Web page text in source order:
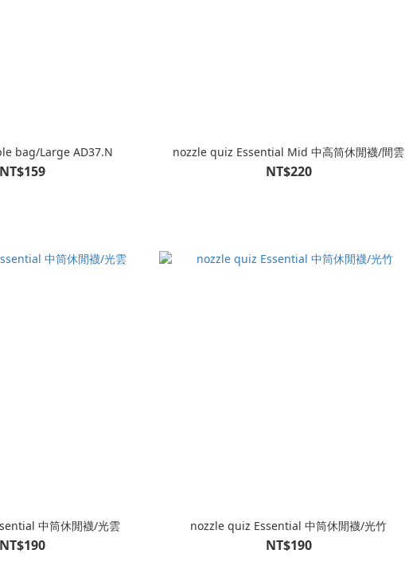
bag/Large AD37.N nozzle quiz Essential Mid 中高筒休閒襪/間雲
NT$220
中筒休閒襪/光雲 nozzle quiz Essential 中筒休閒襪/光竹
NT$190